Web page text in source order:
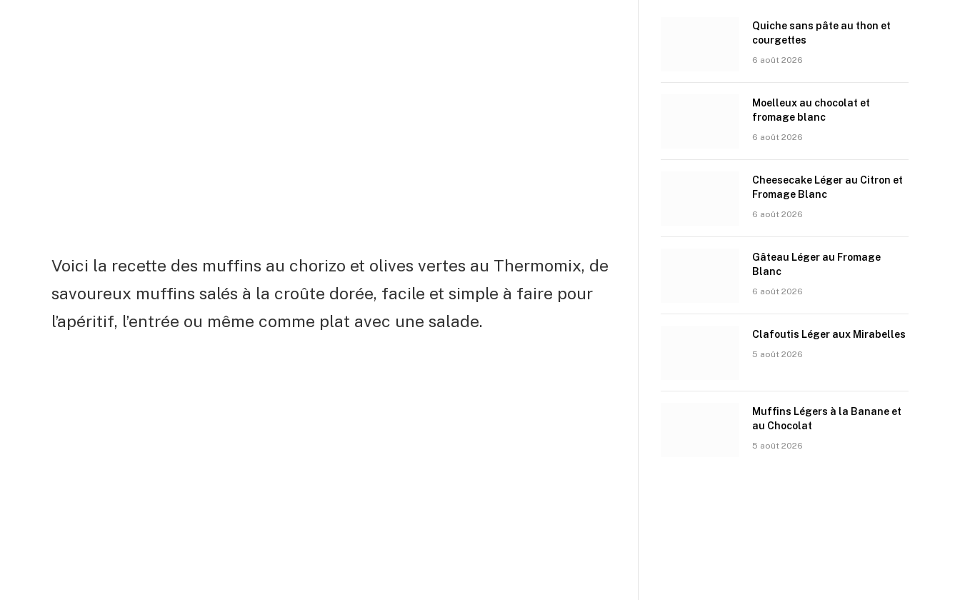
Voici la recette des muffins au chorizo et olives vertes au Thermomix, de
savoureux muffins salés à la croûte dorée, facile et simple à faire pour
l’apéritif, l’entrée ou même comme plat avec une salade.
Quiche sans pâte au thon et
courgettes
6 août 2026
Moelleux au chocolat et
fromage blanc
6 août 2026
Cheesecake Léger au Citron et
Fromage Blanc
6 août 2026
Gâteau Léger au Fromage
Blanc
6 août 2026
Clafoutis Léger aux Mirabelles
5 août 2026
Muffins Légers à la Banane et
au Chocolat
5 août 2026